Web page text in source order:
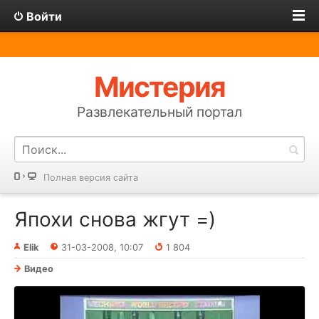
Войти
Мистерия
Развлекательный портал
Полная версия сайта
Япохи снова жгут =)
Elik 31-03-2008, 10:07
1 804
Видео